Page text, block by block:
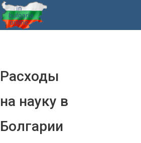
Расходы
на науку в
Болгарии